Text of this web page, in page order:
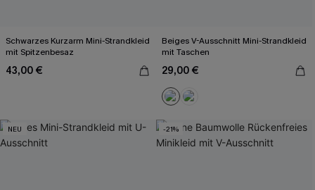
Schwarzes Kurzarm Mini-Strandkleid
mit Spitzenbesaz
43,00 €
Beiges V-Ausschnitt Mini-Strandkleid
mit Taschen
29,00 €
NEU -21%